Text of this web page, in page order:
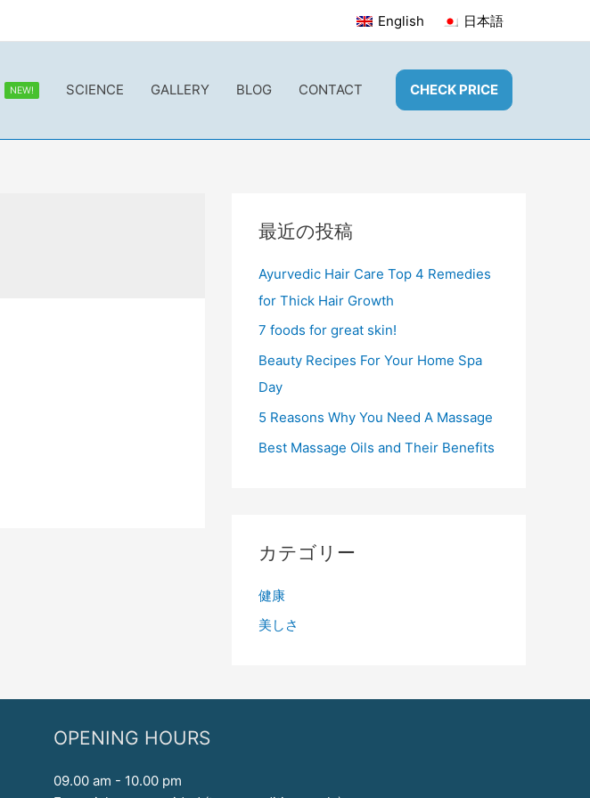
English 日本語
NEW! SCIENCE GALLERY BLOG CONTACT CHECK PRICE
最近の投稿
Ayurvedic Hair Care Top 4 Remedies
for Thick Hair Growth
7 foods for great skin!
Beauty Recipes For Your Home Spa
Day
5 Reasons Why You Need A Massage
Best Massage Oils and Their Benefits
カテゴリー
健康
美しさ
OPENING HOURS
09.00 am - 10.00 pm